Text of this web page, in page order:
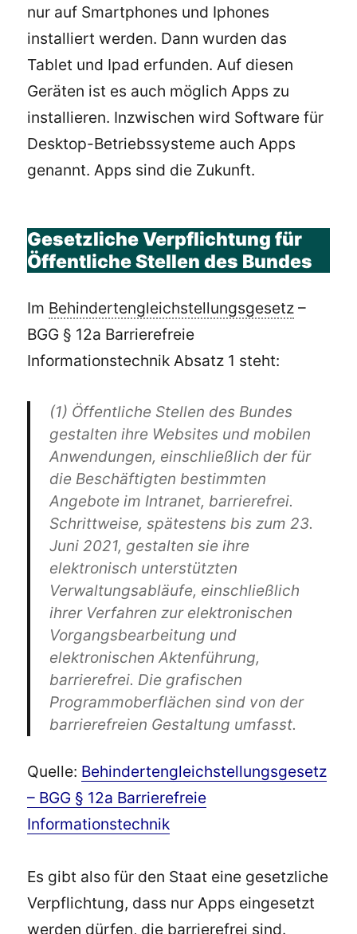
nur auf Smartphones und Iphones
installiert werden. Dann wurden das
Tablet und Ipad erfunden. Auf diesen
Geräten ist es auch möglich Apps zu
installieren. Inzwischen wird Software für
Desktop-Betriebssysteme auch Apps
genannt. Apps sind die Zukunft.
Gesetzliche Verpflichtung für
Öffentliche Stellen des Bundes
Im Behindertengleichstellungsgesetz –
BGG § 12a Barrierefreie
Informationstechnik Absatz 1 steht:
(1) Öffentliche Stellen des Bundes
gestalten ihre Websites undmobilen
Anwendungen, einschließlich der für
die Beschäftigten bestimmten
Angebote im Intranet, barrierefrei.
Schrittweise, spätestens bis zum 23.
Juni 2021, gestalten sie ihre
elektronisch unterstützten
Verwaltungsabläufe, einschließlich
ihrer Verfahren zur elektronischen
Vorgangsbearbeitung und
elektronischen Aktenführung,
barrierefrei. Die grafischen
Programmoberflächen sind von der
barrierefreien Gestaltung umfasst.
Quelle: Behindertengleichstellungsgesetz
– BGG § 12a Barrierefreie
Informationstechnik
Es gibt also für den Staat eine gesetzliche
Verpflichtung, dass nur Apps eingesetzt
werden dürfen, die barrierefrei sind.